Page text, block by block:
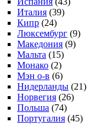
Италия (39)
Кипр (24)
Люксембург (9)
Македония (9)
Мальта (15)
Монако (2)
Мэн о-в (6)
Нидерланды (21)
Норвегия (26)
Польша (74)
Португалия (45)